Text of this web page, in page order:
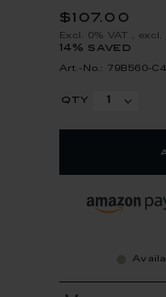
$107.00
Excl. 0% VAT excl.
14% saved
Art.-No.: 79B560-
qty